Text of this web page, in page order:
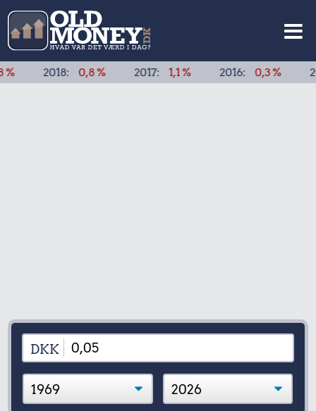
0,8 % 2017: 1,1 % 2016: 0,3 % 2015: 0,5
DKK